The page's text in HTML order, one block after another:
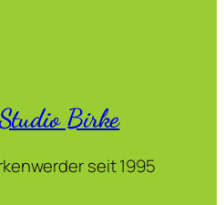
Birke
seit 1995